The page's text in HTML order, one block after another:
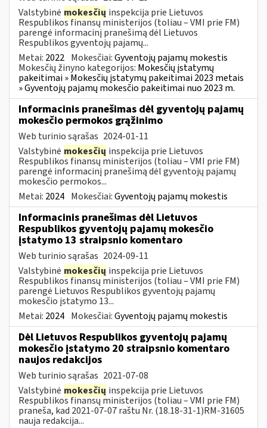
Valstybinė mokesčių inspekcija prie Lietuvos
Respublikos finansų ministerijos (toliau – VMI prie FM)
parengė informacinį pranešimą dėl Lietuvos
Respublikos gyventojų pajamų...
Metai: 2022 Mokesčiai:Gyventojų pajamų mokestis
Mokesčių žinyno kategorijos: Mokesčių įstatymų
pakeitimai » Mokesčių įstatymų pakeitimai 2023 metais
» Gyventojų pajamų mokesčio pakeitimai nuo 2023 m.
Informacinis pranešimas dėl gyventojų pajamų
mokesčio permokos grąžinimo
Web turinio sąrašas 2024-01-11
Valstybinė mokesčių inspekcija prie Lietuvos
Respublikos finansų ministerijos (toliau – VMI prie FM)
parengė informacinį pranešimą dėl gyventojų pajamų
mokesčio permokos...
Metai: 2024 Mokesčiai:Gyventojų pajamų mokestis
Informacinis pranešimas dėl Lietuvos
Respublikos gyventojų pajamų mokesčio
įstatymo 13 straipsnio komentaro
Web turinio sąrašas 2024-09-11
Valstybinė mokesčių inspekcija prie Lietuvos
Respublikos finansų ministerijos (toliau – VMI prie FM)
parengė Lietuvos Respublikos gyventojų pajamų
mokesčio įstatymo 13...
Metai: 2024 Mokesčiai:Gyventojų pajamų mokestis
Dėl Lietuvos Respublikos gyventojų pajamų
mokesčio įstatymo 20 straipsnio komentaro
naujos redakcijos
Web turinio sąrašas 2021-07-08
Valstybinė mokesčių inspekcija prie Lietuvos
Respublikos finansų ministerijos (toliau – VMI prie FM)
praneša, kad 2021-07-07 raštu Nr. (18.18-31-1)RM-31605
nauja redakcija...